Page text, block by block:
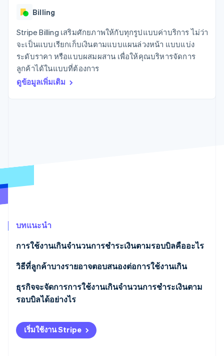
รวดเร็วขึ้น
Data
Pipeline
การซิงค์
ข้อมูล
Atlas
Climate
ดูว่า Stripe กำลังสร้างโครงสร้างพื้นฐานระบบเศรษฐกิจสำหรับ
AI อย่างไร
รับชมเลย
แวดวงครีเอเตอร์
เกม
การบริการ การเดินทาง
และสันทนาการ
ประกันภัย
สื่อและความบันเทิง
องค์กรไม่แสวงผลกำไร
ภาครัฐ
การเชื่อมต่อการทำงาน
แอป
ตัวอย่างโค้ด
บล็อกของนักพัฒนา
สถานะ API
การติดต่อ
ติดต่อฝ่ายขาย
สมัครเป็นพาร์ทเนอร์
Billing
Stripe Billing เสริมศักยภาพให้กับทุกรูปแบบค่าบริการ ไม่ว่า
จะเป็นแบบเรียกเก็บเงินตามแบบแผนล่วงหน้า แบบแบ่ง
ระดับราคา หรือแบบผสมผสาน เพื่อให้คุณบริหารจัดการ
ลูกค้าได้ในแบบที่ต้องการ
ดูข้อมูลเพิ่มเติม
บทแนะนำ
การใช้งานเกินจํานวนการชําระเงินตามรอบบิลคืออะไร
วิธีที่ลูกค้าบางรายอาจตอบสนองต่อการใช้งานเกิน
ธุรกิจจะจัดการการใช้งานเกินจํานวนการชําระเงินตาม
รอบบิลได้อย่างไร
เริ่มใช้งาน Stripe